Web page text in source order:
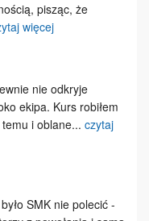
pisząc, że
więcej
nie odkryje
ekipa. Kurs robiłem
i oblane... czytaj
SMK nie polecić -